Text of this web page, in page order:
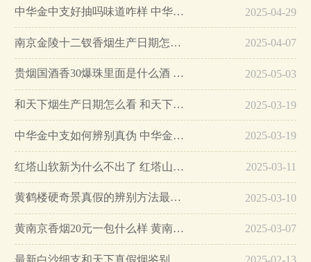
中华金中支好抽吗味道咋样 中华金中支口感特点介绍… 2025-04-29
南京金陵十二钗香烟生产日期怎么看 南京金陵十二钗香烟保质期… 2025-04-07
贵烟国酒香30爆珠里面是什么酒 贵烟国酒香30怎么辨别真假… 2025-05-03
和天下烟生产日期怎么看 和天下烟真假辨别方法六个方面… 2025-03-19
中华金中支如何辨别真伪 中华金中支真假烟鉴别方法… 2025-03-19
红塔山软新为什么不出了 红塔山软新烟停售原因详解… 2025-03-11
黄鹤楼硬奇景真假的辨别方法最简单版… 2025-03-10
黄南京香烟20元一包什么样 黄南京香烟真假鉴别… 2025-03-07
最新白沙细支和天下真假烟鉴别指南… 2025-02-13